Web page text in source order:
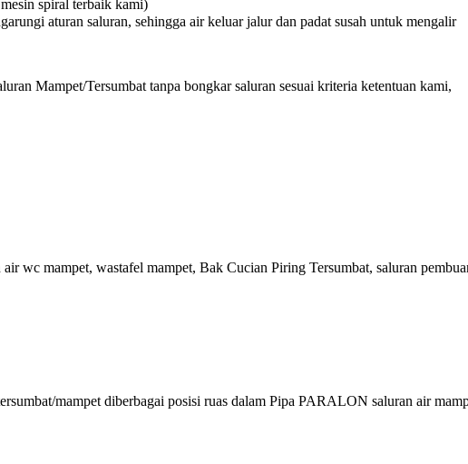
spiral terbaik kami)
aturan saluran, sehingga air keluar jalur dan padat susah untuk mengalir
Mampet/Tersumbat tanpa bongkar saluran sesuai kriteria ketentuan kami,
wc mampet, wastafel mampet, Bak Cucian Piring Tersumbat, saluran
mampet diberbagai posisi ruas dalam Pipa PARALON saluran air